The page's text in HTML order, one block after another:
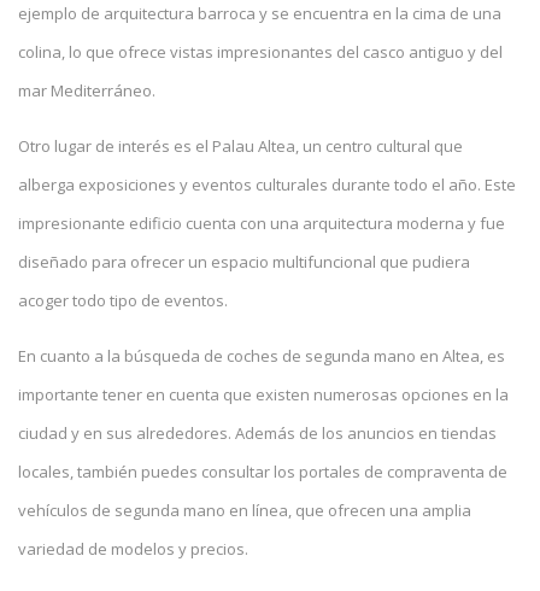
ejemplo de arquitectura barroca y se encuentra en la cima de una
colina, lo que ofrece vistas impresionantes del casco antiguo y del
mar Mediterráneo.
Otro lugar de interés es el Palau Altea, un centro cultural que
alberga exposiciones y eventos culturales durante todo el año. Este
impresionante edificio cuenta con una arquitectura moderna y fue
diseñado para ofrecer un espacio multifuncional que pudiera
acoger todo tipo de eventos.
En cuanto a la búsqueda de coches de segunda mano en Altea, es
importante tener en cuenta que existen numerosas opciones en la
ciudad y en sus alrededores. Además de los anuncios en tiendas
locales, también puedes consultar los portales de compraventa de
vehículos de segunda mano en línea, que ofrecen una amplia
variedad de modelos y precios.